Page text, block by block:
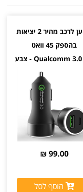
מטען לרכב מהיר 2 יציאות
בהספק 45 וואט
Qualcomm 3.0 PD - צבע
99.00 ₪
הוסף לסל